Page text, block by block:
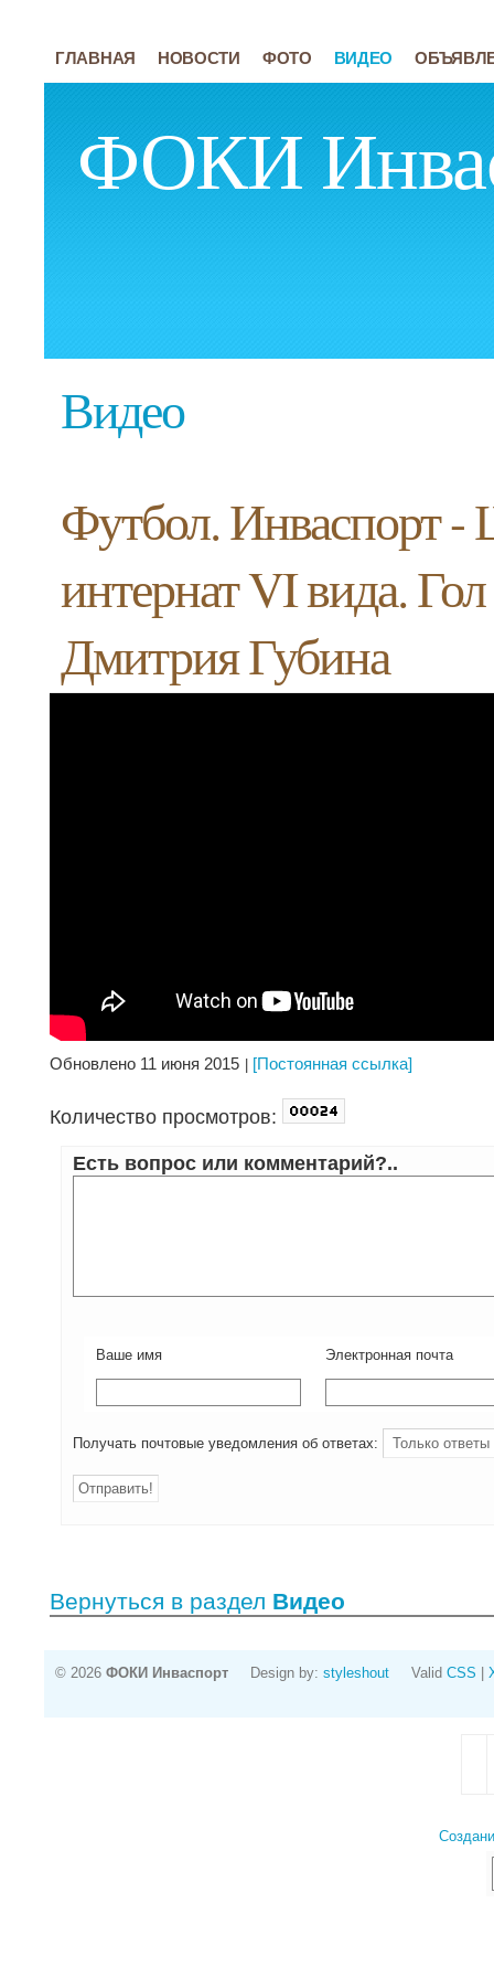
ФОКИ
ГЛАВНАЯ НОВОСТИ ФОТО ВИДЕО
Видео
Футбол. Инваспорт -
интернат VI вида. Гол
Дмитрия Губина
Обновлено 11 июня 2015 [Постоянная ссылка]
Количество просмотров:
Есть вопрос или комментарий?..
Ваше имя Электронная почта
Получать почтовые уведомления об ответах:
Вернуться в раздел Видео
© 2026 ФОКИ Инваспорт Design by: styleshout Valid CSS